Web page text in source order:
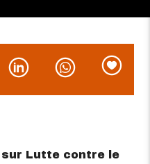
sur Lutte contre le